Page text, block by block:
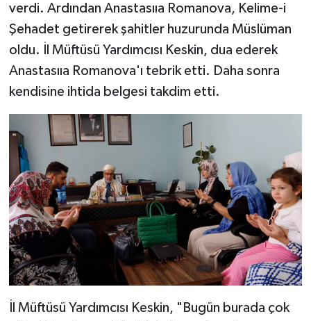
verdi. Ardından Anastasııa Romanova, Kelime-i
Şehadet getirerek şahitler huzurunda Müslüman
oldu. İl Müftüsü Yardımcısı Keskin, dua ederek
Anastasııa Romanova'ı tebrik etti. Daha sonra
kendisine ihtida belgesi takdim etti.
İl Müftüsü Yardımcısı Keskin, "Bugün burada çok
Bingöl Müftülüğü
Bitlis Müftülüğü
Bolu Müftülüğü
Burdur Müftülüğü
Bursa Müftülüğü
Çanakkale Müftülüğü
Çankırı Müftülüğü
Çorum Müftülüğü
Denizli Müftülüğü
Aile
Sağlık
Makaleler
Ekonomi
Duyurular
Podcast
Bilim, Teknoloji
Biyografiler
Diyanet TV